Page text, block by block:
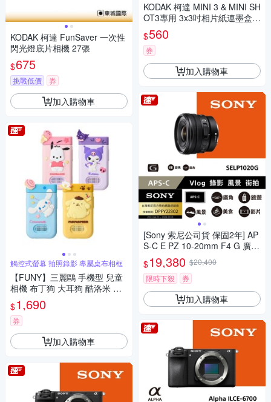
KODAK 柯達 FunSaver 一次性
閃光燈底片相機 27張
$675
挑戰低價 券
加入購物車
觸控式螢幕 拍照錄影 專屬桌布相框
【FUNY】三麗鷗 手機型 兒童
相機 布丁狗 大耳狗 酷洛米 帕
恰狗
$1,690
券
加入購物車
KODAK 柯達 MINI 3 & MINI SH
OT3專用 3x3吋相片紙連墨盒(3
0張) 公司貨
$560
券
加入購物車
[Sony 索尼公司貨 保固2年] AP
S-C E PZ 10-20mm F4 G 廣角
電動變焦鏡 SELP1020G
$19,380 $20,400
限時下殺
券
加入購物車